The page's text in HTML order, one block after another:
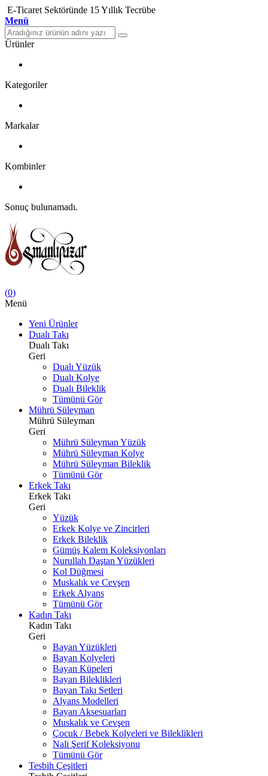
E-Ticaret Sektöründe 15 Yıllık Tecrübe
Menü
Ürünler
Kategoriler
Markalar
Kombinler
Sonuç bulunamadı.
(0)
Menü
Yeni Ürünler
Dualı Takı
Dualı Takı
Geri
Dualı Yüzük
Dualı Kolye
Dualı Bileklik
Tümünü Gör
Mührü Süleyman
Mührü Süleyman
Geri
Mührü Süleyman Yüzük
Mührü Süleyman Kolye
Mührü Süleyman Bileklik
Tümünü Gör
Erkek Takı
Erkek Takı
Geri
Yüzük
Erkek Kolye ve Zincirleri
Erkek Bileklik
Gümüş Kalem Koleksiyonları
Nurullah Daştan Yüzükleri
Kol Düğmesi
Muskalık ve Cevşen
Erkek Alyans
Tümünü Gör
Kadın Takı
Kadın Takı
Geri
Bayan Yüzükleri
Bayan Kolyeleri
Bayan Küpeleri
Bayan Bileklikleri
Bayan Takı Setleri
Alyans Modelleri
Bayan Aksesuarları
Muskalık ve Cevşen
Çocuk / Bebek Kolyeleri ve Bileklikleri
Nali Şerif Koleksiyonu
Tümünü Gör
Tesbih Çeşitleri